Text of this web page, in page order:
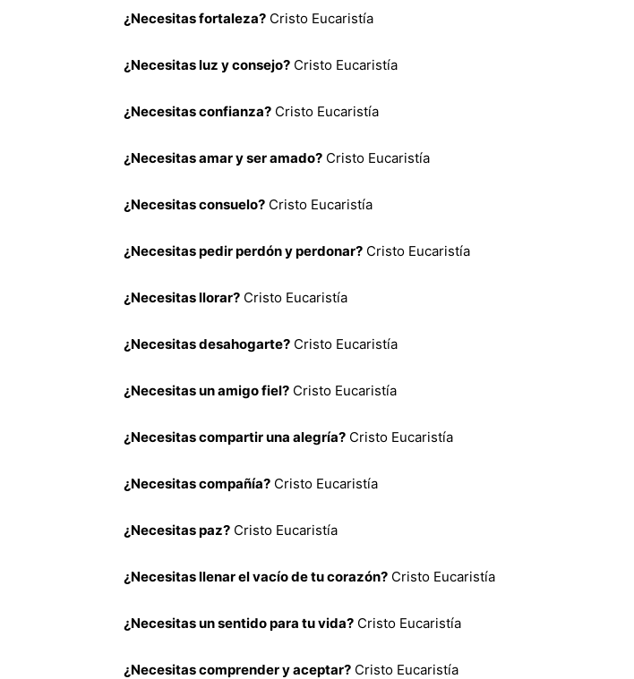
¿Necesitas fortaleza? Cristo Eucaristía
¿Necesitas luz y consejo? Cristo Eucaristía
¿Necesitas confianza? Cristo Eucaristía
¿Necesitas amar y ser amado? Cristo Eucaristía
¿Necesitas consuelo? Cristo Eucaristía
¿Necesitas pedir perdón y perdonar? Cristo Eucaristía
¿Necesitas llorar? Cristo Eucaristía
¿Necesitas desahogarte? Cristo Eucaristía
¿Necesitas un amigo fiel? Cristo Eucaristía
¿Necesitas compartir una alegría? Cristo Eucaristía
¿Necesitas compañía? Cristo Eucaristía
¿Necesitas paz? Cristo Eucaristía
¿Necesitas llenar el vacío de tu corazón? Cristo Eucaristía
¿Necesitas un sentido para tu vida? Cristo Eucaristía
¿Necesitas comprender y aceptar? Cristo Eucaristía